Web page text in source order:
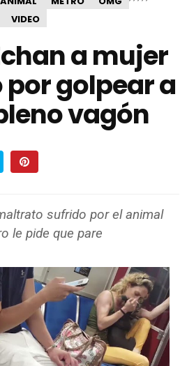
VIDEO
a mujer
golpear a
vagón
sufrido por el animal
le pide que pare